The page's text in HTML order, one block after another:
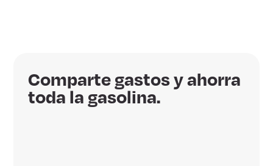
Comparte gastos y ahorra
toda la gasolina.